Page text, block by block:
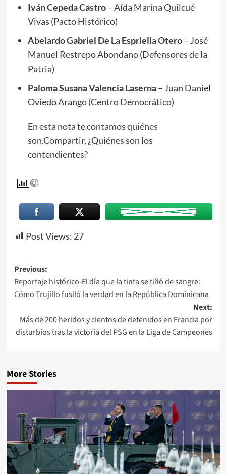
Iván Cepeda Castro– Aída Marina Quilcué
Vivas (Pacto Histórico)
Abelardo Gabriel De La Espriella Otero– José
Manuel Restrepo Abondano (Defensores de la
Patria)
Paloma Susana Valencia Laserna– Juan Daniel
Oviedo Arango (Centro Democrático)
En esta nota te contamos quiénes
son.Compartir, ¿Quiénes son los
contendientes?
Post Views: 27
Previous:
Reportaje histórico-El día que la tinta se tiñó de sangre:
Cómo Trujillo fusiló la verdad en la República Dominicana
Next:
Más de 200 heridos y cientos de detenidos en Francia por
disturbios tras la victoria del PSG en la Liga de Campeones
More Stories